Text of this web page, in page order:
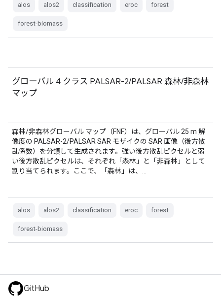
alos alos2 classification eroc forest
forest-biomass
グローバル 4 クラス PALSAR-2/PALSAR 森林/非森林
マップ
森林/非森林グローバル マップ（FNF）は、グローバル 25 m 解
像度の PALSAR-2/PALSAR SAR モザイクの SAR 画像（後方散
乱係数）を分類して生成されます。強い後方散乱ピクセルと弱
い後方散乱ピクセルは、それぞれ「森林」と「非森林」として
割り当てられます。ここで、「森林」は、…
alos alos2 classification eroc forest
forest-biomass
GitHub